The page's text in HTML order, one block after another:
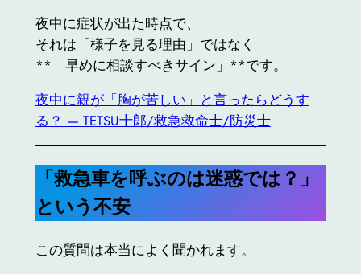
夜中に症状が出た時点で、
それは「様子を見る理由」ではなく
**「早めに相談すべきサイン」**です。
夜中に親が「胸が苦しい」と言ったらどうす
る？ — TETSU十郎/救急救命士/防災士
「救急車を呼ぶのは迷惑では？」
という不安
この質問は本当によく聞かれます。